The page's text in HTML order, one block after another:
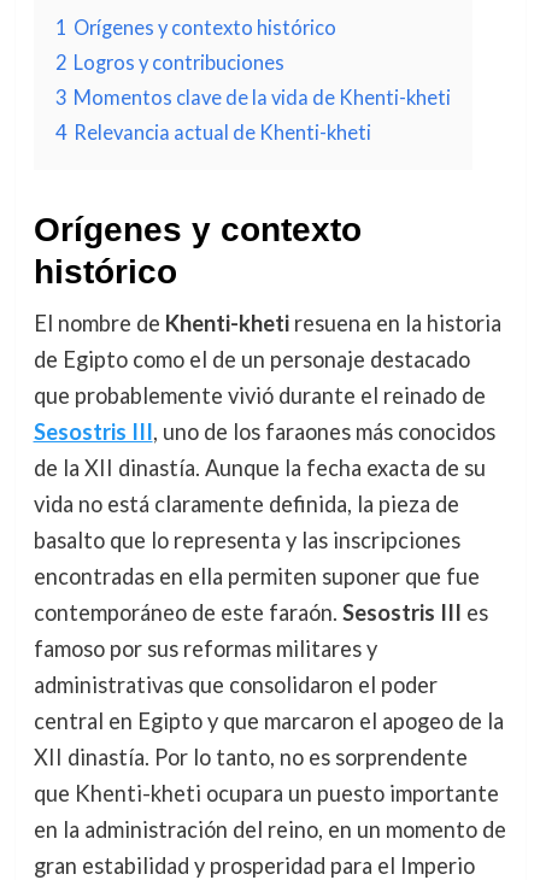
1 Orígenes y contexto histórico
2 Logros y contribuciones
3 Momentos clave de la vida de Khenti-kheti
4 Relevancia actual de Khenti-kheti
Orígenes y contexto
histórico
El nombre de Khenti-khetiresuena en la historia
de Egipto como el de un personaje destacado
que probablemente vivió durante el reinado de
Sesostris III, uno de los faraones más conocidos
de la XII dinastía. Aunque la fecha exacta de su
vida no está claramente definida, la pieza de
basalto que lo representa y las inscripciones
encontradas en ella permiten suponer que fue
contemporáneo de este faraón. Sesostris III es
famoso por sus reformas militares y
administrativas que consolidaron el poder
central en Egipto y que marcaron el apogeo de la
XII dinastía. Por lo tanto, no es sorprendente
que Khenti-kheti ocupara un puesto importante
en la administración del reino, en un momento de
gran estabilidad y prosperidad para el Imperio